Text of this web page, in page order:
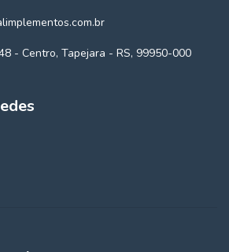
- Centro, Tapejara - RS, 99950-000